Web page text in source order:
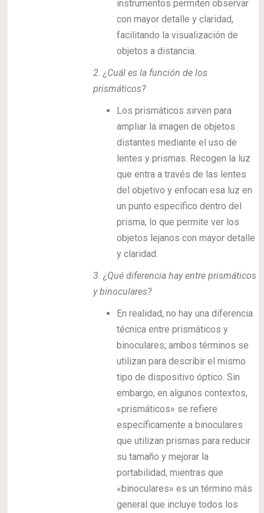
instrumentos permiten observar
con mayor detalle y claridad,
facilitando la visualización de
objetos a distancia.
2.¿Cuál es la función de los
prismáticos?
Los prismáticos sirven para
ampliar la imagen de objetos
distantes mediante el uso de
lentes y prismas. Recogen la luz
que entra a través de las lentes
del objetivo y enfocan esa luz en
un punto específico dentro del
prisma, lo que permite ver los
objetos lejanos con mayor detalle
y claridad.
3.¿Qué diferencia hay entre prismáticos
y binoculares?
En realidad, no hay una diferencia
técnica entre prismáticos y
binoculares; ambos términos se
utilizan para describir el mismo
tipo de dispositivo óptico. Sin
embargo, en algunos contextos,
«prismáticos» se refiere
específicamente a binoculares
que utilizan prismas para reducir
su tamaño y mejorar la
portabilidad, mientras que
«binoculares» es un término más
general que incluye todos los